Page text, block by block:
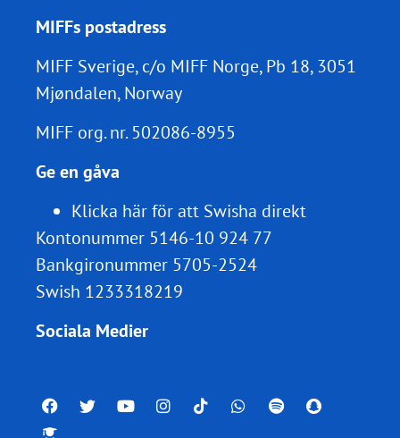
MIFFs postadress
MIFF Sverige, c/o MIFF Norge, Pb 18, 3051
Mjøndalen, Norway
MIFF org. nr.502086-8955
Ge en gåva
Klicka här för att Swisha direkt
Kontonummer 5146-10 924 77
Bankgironummer 5705-2524
Swish 1233318219
Sociala Medier